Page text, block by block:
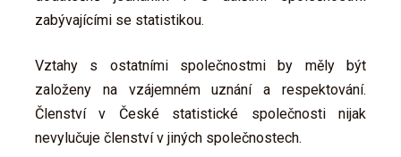
zabývajícími se statistikou.
Vztahy s ostatními společnostmi by měly být
založeny na vzájemném uznání a respektování.
Členství v České statistické společnosti nijak
nevylučuje členství v jiných společnostech.